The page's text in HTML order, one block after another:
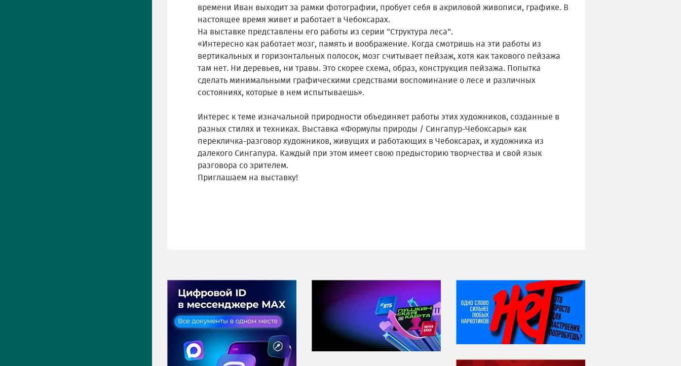
времени Иван выходит за рамки фотографии, пробует себя в акриловой живописи, графике. В
настоящее время живет и работает в Чебоксарах.
На выставке представлены его работы из серии "Структура леса".
«Интересно как работает мозг, память и воображение. Когда смотришь на эти работы из
вертикальных и горизонтальных полосок, мозг считывает пейзаж, хотя как такового пейзажа
там нет. Ни деревьев, ни травы. Это скорее схема, образ, конструкция пейзажа. Попытка
сделать минимальными графическими средствами воспоминание о лесе и различных
состояниях, которые в нем испытываешь».
Интерес к теме изначальной природности объединяет работы этих художников, созданные в
разных стилях и техниках. Выставка «Формулы природы / Сингапур-Чебоксары» как
перекличка-разговор художников, живущих и работающих в Чебоксарах, и художника из
далекого Сингапура. Каждый при этом имеет свою предысторию творчества и свой язык
разговора со зрителем.
Приглашаем на выставку!
НИ ДНЯ БЕЗ ДАТЫ...
08 августа
ВСЕМИРНЫЙ ДЕНЬ
КОШЕК